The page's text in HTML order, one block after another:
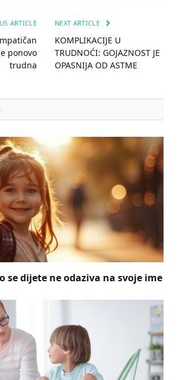
ARTICLE
ponovo
trudna
NEXT ARTICLE
KOMPLIKACIJE U
TRUDNOĆI: GOJAZNOST JE
OPASNIJA OD ASTME
se dijete ne odaziva na svoje ime